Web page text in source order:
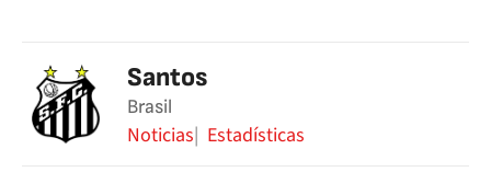
Santos
Brasil
Noticias Estadísticas